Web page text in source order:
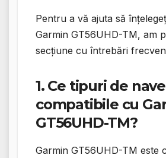
Pentru a vă ajuta să
Garmin GT56UHD-TM, am
secțiune cu întrebări
1. Ce tipuri de
compatibile cu
GT56UHD-TM?
Garmin GT56UHD-TM este